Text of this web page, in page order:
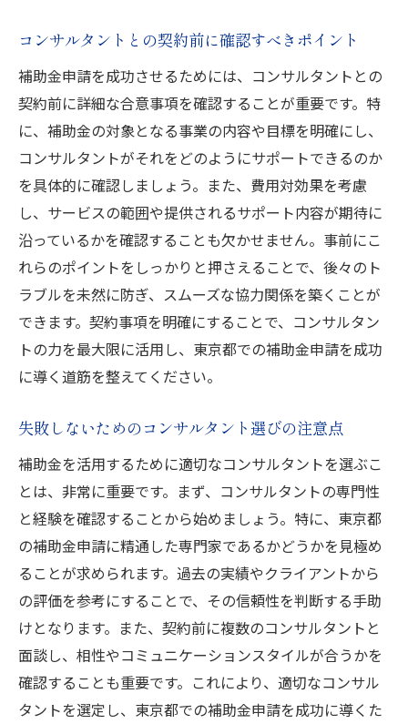
コンサルタントとの契約前に確認すべきポイント
補助金申請を成功させるためには、コンサルタントとの
契約前に詳細な合意事項を確認することが重要です。特
に、補助金の対象となる事業の内容や目標を明確にし、
コンサルタントがそれをどのようにサポートできるのか
を具体的に確認しましょう。また、費用対効果を考慮
し、サービスの範囲や提供されるサポート内容が期待に
沿っているかを確認することも欠かせません。事前にこ
れらのポイントをしっかりと押さえることで、後々のト
ラブルを未然に防ぎ、スムーズな協力関係を築くことが
できます。契約事項を明確にすることで、コンサルタン
トの力を最大限に活用し、東京都での補助金申請を成功
に導く道筋を整えてください。
失敗しないためのコンサルタント選びの注意点
補助金を活用するために適切なコンサルタントを選ぶこ
とは、非常に重要です。まず、コンサルタントの専門性
と経験を確認することから始めましょう。特に、東京都
の補助金申請に精通した専門家であるかどうかを見極め
ることが求められます。過去の実績やクライアントから
の評価を参考にすることで、その信頼性を判断する手助
けとなります。また、契約前に複数のコンサルタントと
面談し、相性やコミュニケーションスタイルが合うかを
確認することも重要です。これにより、適切なコンサル
タントを選定し、東京都での補助金申請を成功に導くた